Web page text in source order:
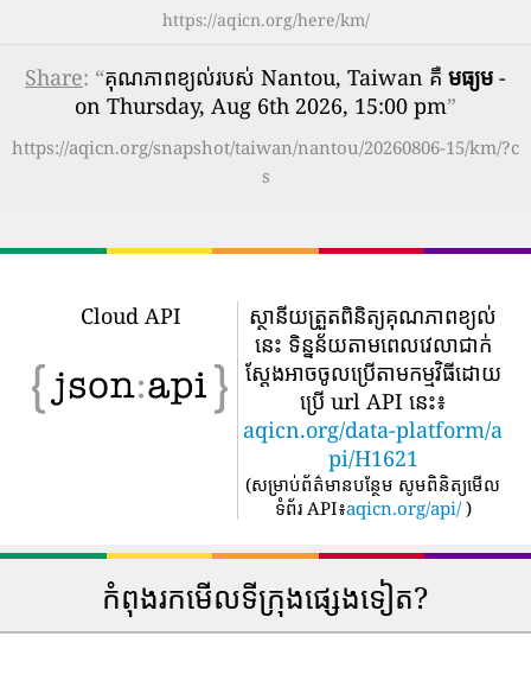
https://aqicn.org/here/km/
Share: “គុណភាពខ្យល់របស់ Nantou, Taiwan គឺ មធ្យម -
on Thursday, Aug 6th 2026, 15:00 pm”
https://aqicn.org/snapshot/taiwan/nantou/20260806-15/km/?c
s
Cloud API
ស្ថានីយត្រួតពិនិត្យគុណភាពខ្យល់
នេះ ទិន្នន័យតាមពេលវេលាជាក់
ស្តែងអាចចូលប្រើតាមកម្មវិធីដោយ
ប្រើ url API នេះ៖
aqicn.org/data-platform/a
pi/H1621
(សម្រាប់ព័ត៌មានបន្ថែម សូមពិនិត្យមើល
ទំព័រ API៖aqicn.org/api/ )
កំពុងរកមើលទីក្រុងផ្សេងទៀត?